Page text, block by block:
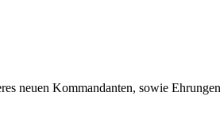
neuen Kommandanten, sowie